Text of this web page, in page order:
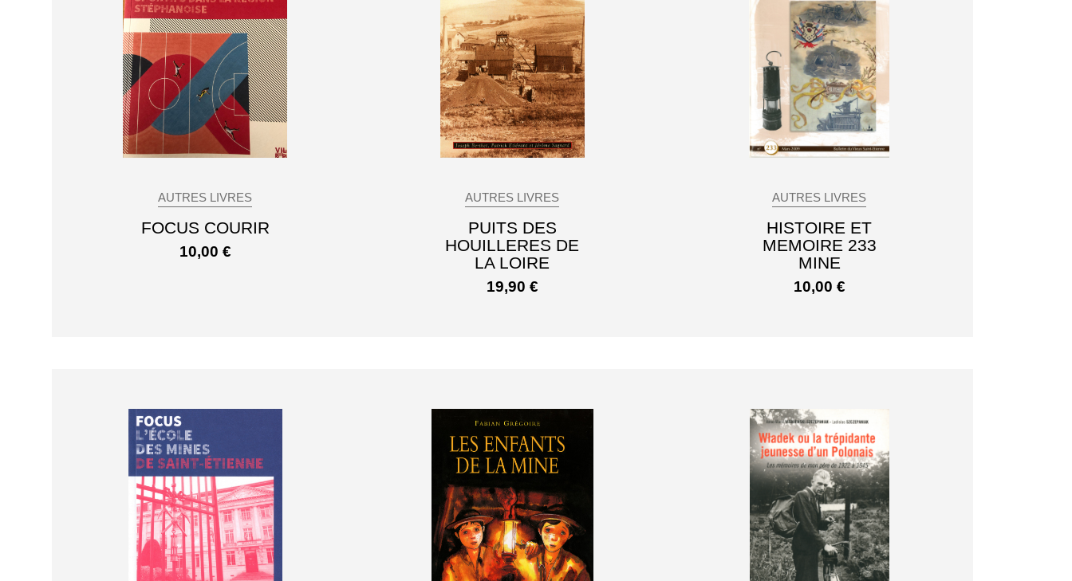
AUTRES LIVRES
FOCUS COURIR
10,00 €
AUTRES LIVRES
PUITS DES
HOUILLERES DE
LA LOIRE
19,90 €
AUTRES LIVRES
HISTOIRE ET
MEMOIRE 233
MINE
10,00 €